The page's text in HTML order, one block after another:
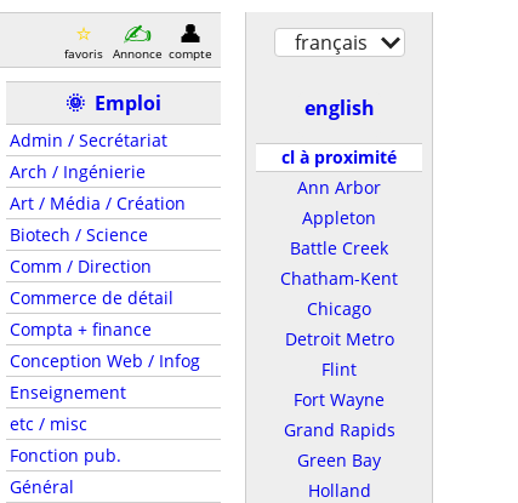
favoris Annonce compte
🌞 Emploi
Admin / Secrétariat
Arch / Ingénierie
Art / Média / Création
Biotech / Science
Comm / Direction
Commerce de détail
Compta + finance
Conception Web / Infog
Enseignement
etc / misc
Fonction pub.
Général
français
english
cl à proximité
Ann Arbor
Appleton
Battle Creek
Chatham-Kent
Chicago
Detroit Metro
Flint
Fort Wayne
Grand Rapids
Green Bay
Holland